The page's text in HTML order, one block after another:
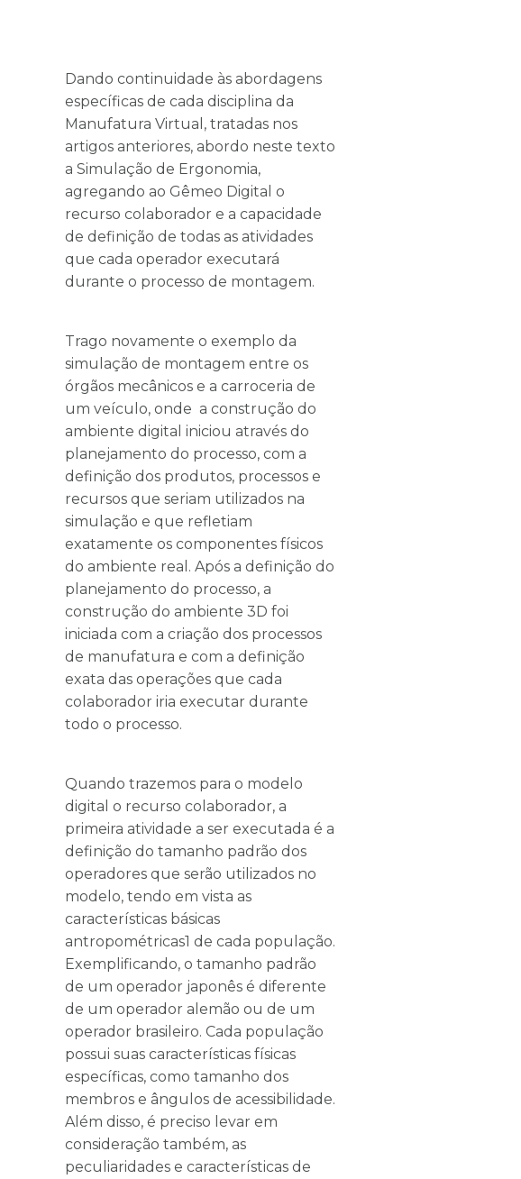
Dando continuidade às abordagens
específicas de cada disciplina da
Manufatura Virtual, tratadas nos
artigos anteriores, abordo neste texto
a Simulação de Ergonomia,
agregando ao Gêmeo Digital o
recurso colaborador e a capacidade
de definição de todas as atividades
que cada operador executará
durante o processo de montagem.
Trago novamente o exemplo da
simulação de montagem entre os
órgãos mecânicos e a carroceria de
um veículo, onde a construção do
ambiente digital iniciou através do
planejamento do processo, com a
definição dos produtos, processos e
recursos que seriam utilizados na
simulação e que refletiam
exatamente os componentes físicos
do ambiente real. Após a definição do
planejamento do processo, a
construção do ambiente 3D foi
iniciada com a criação dos processos
de manufatura e com a definição
exata das operações que cada
colaborador iria executar durante
todo o processo.
Quando trazemos para o modelo
digital o recurso colaborador, a
primeira atividade a ser executada é a
definição do tamanho padrão dos
operadores que serão utilizados no
modelo, tendo em vista as
características básicas
antropométricas1 de cada população.
Exemplificando, o tamanho padrão
de um operador japonês é diferente
de um operador alemão ou de um
operador brasileiro. Cada população
possui suas características físicas
específicas, como tamanho dos
membros e ângulos de acessibilidade.
Além disso, é preciso levar em
consideração também, as
peculiaridades e características de